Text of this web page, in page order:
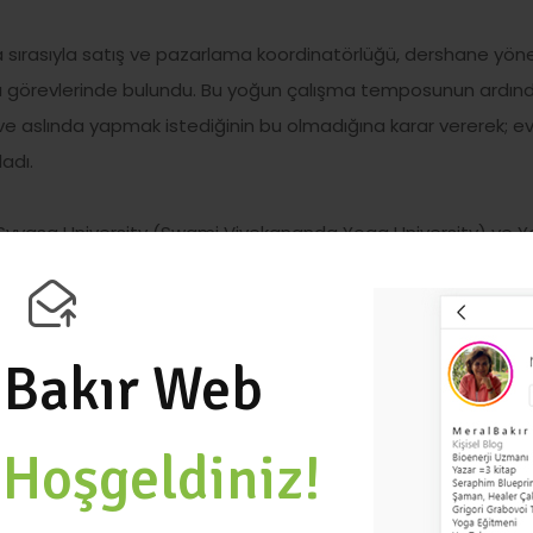
Web
Hoşgeldiniz!
sırasıyla satış ve pazarlama koordinatörlüğü, dershane
bulundu. Bu yoğun çalışma temposunun
aslında yapmak istediğinin bu olmadığına karar vererek;
University (Swami Vivekananda Yoga University) ve
Yogası Öğretmenlik Eğitimi, Birthlight Perinatal Yoga
Yoga Terapi Öğretmenlik Eğitimi aldı. Aldığı eğitimler ile
ve Bioenerji Uzmanı oldu. Seraphim Blueprint Eğitimi 1-6.
Seraf ile Güneş Sistemi Öğretmenliği (gezegen
Michael, Gümüş Ankh eğitmenliği, Numeroloji, Ruhsal
kurs, yoga eğitimlerine katılarak; İngiltere, Almanya ve
yazar ve öğrendiklerini paylaşmayı sever. Meral